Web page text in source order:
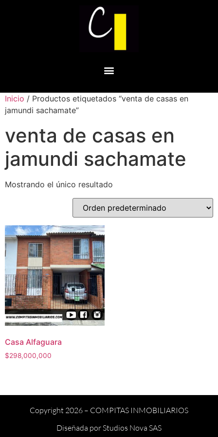
Inicio / Productos etiquetados “venta de casas en
jamundi sachamate”
venta de casas en
jamundi sachamate
Mostrando el único resultado
Casa Alfaguara
$298,000,000
Copyright 2026 – COMPITAS INMOBILIARIOS
Diseñada porStudios Nova SAS